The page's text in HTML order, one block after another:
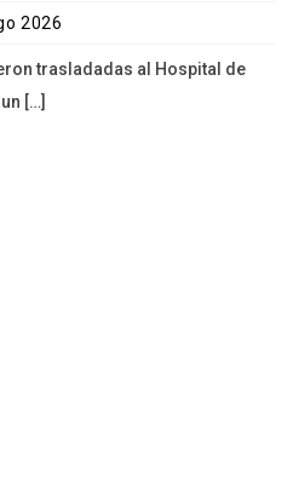
2026
trasladadas al Hospital de
[…]